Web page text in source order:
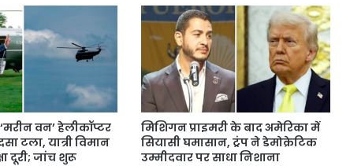
वन’ हेलीकॉप्टर
टला, यात्री विमान
दूरी; जांच शुरू
मिशिगन प्राइमरी के बाद अमेरिका में
सियासी घमासान, ट्रंप ने डेमोक्रेटिक
उम्मीदवार पर साधा निशाना